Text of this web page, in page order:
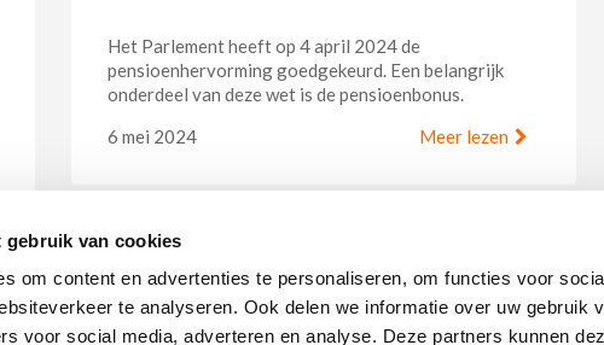
gebruik van cookies
om content en advertenties te personaliseren, om functies voor
te analyseren. Ook delen we informatie over uw gebruik
voor social media, adverteren en analyse. Deze partners kunnen
pensioenbonus op tot 33.975 euro